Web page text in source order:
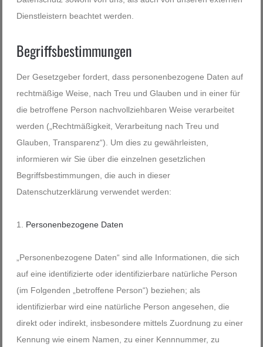
Dienstleistern beachtet werden.
Begriffsbestimmungen
Der Gesetzgeber fordert, dass personenbezogene Daten auf
rechtmäßige Weise, nach Treu und Glauben und in einer für
die betroffene Person nachvollziehbaren Weise verarbeitet
werden („Rechtmäßigkeit, Verarbeitung nach Treu und
Glauben, Transparenz“). Um dies zu gewährleisten,
informieren wir Sie über die einzelnen gesetzlichen
Begriffsbestimmungen, die auch in dieser
Datenschutzerklärung verwendet werden:
Personenbezogene Daten
„Personenbezogene Daten“ sind alle Informationen, die sich
auf eine identifizierte oder identifizierbare natürliche Person
(im Folgenden „betroffene Person“) beziehen; als
identifizierbar wird eine natürliche Person angesehen, die
direkt oder indirekt, insbesondere mittels Zuordnung zu einer
Kennung wie einem Namen, zu einer Kennnummer, zu